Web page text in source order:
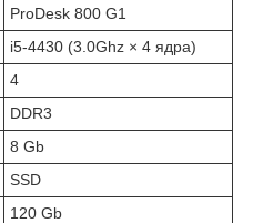
ProDesk 800 G1
i5-4430 (3.0Ghz × 4 ядра)
4
DDR3
8 Gb
SSD
120 Gb